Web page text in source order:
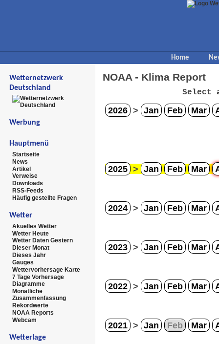
Home
Wetternetzwerk
Deutschland
Werbung
Hauptmenü
Startseite
News
Artikel
Verweise
Downloads
RSS-Feeds
Häufig gestellte Fragen
Wetter
Akuelles Wetter
Wetter Heute
Wetter Daten Gestern
Dieser Monat
Dieses Jahr
Gauges
Wettervorhersage Karte
7 Tage Vorhersage
Diagramme
Monatliche
Zusammenfassung
Rekordwerte
NOAA Reports
Webcam
Wetterlage
NOAA - Klima Report
Select
2026 > Jan Feb Mar
2025 > Jan Feb Mar
2024 > Jan Feb Mar
2023 > Jan Feb Mar
2022 > Jan Feb Mar
2021 > Jan Feb Mar